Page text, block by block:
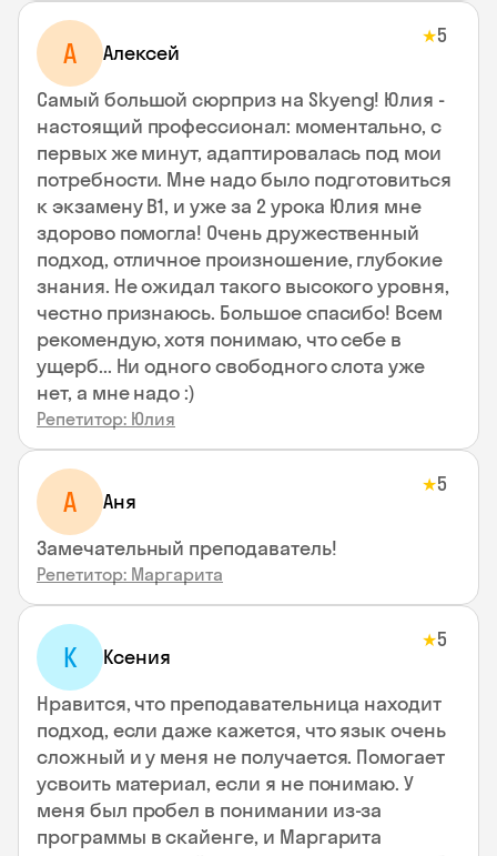
А Алексей
★5
Самый большой сюрприз на Skyeng! Юлия -
настоящий профессионал: моментально, с
первых же минут, адаптировалась под мои
потребности. Мне надо было подготовиться
к экзамену В1, и уже за 2 урока Юлия мне
здорово помогла! Очень дружественный
подход, отличное произношение, глубокие
знания. Не ожидал такого высокого уровня,
честно признаюсь. Большое спасибо! Всем
рекомендую, хотя понимаю, что себе в
ущерб... Ни одного свободного слота уже
нет, а мне надо :)
Репетитор: Юлия
А Аня
★5
Замечательный преподаватель!
Репетитор: Маргарита
К Ксения
★5
Нравится, что преподавательница находит
подход, если даже кажется, что язык очень
сложный и у меня не получается. Помогает
усвоить материал, если я не понимаю. У
меня был пробел в понимании из-за
программы в скайенге, и Маргарита